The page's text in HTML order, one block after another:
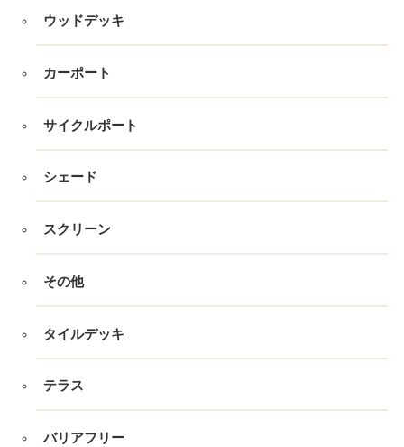
ウッドデッキ
カーポート
サイクルポート
シェード
スクリーン
その他
タイルデッキ
テラス
バリアフリー